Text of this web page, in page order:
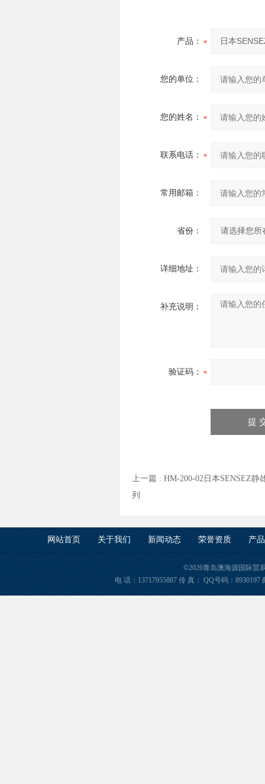
产品：
您的单位：
您的姓名：
联系电话：
常用邮箱：
省份：
详细地址：
补充说明：
验证码：
上一篇 : HM-200-02日本SENSEZ静
列
网站首页 关于我们 新闻动态 荣誉资质 产
©2026青岛澳海源国际贸
电 话：13717955887 传 真： QQ号码：